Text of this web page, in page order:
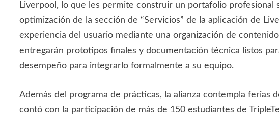
Liverpool, lo que les permite construir un portafolio
optimización de la sección de “Servicios” de la aplicación de
experiencia del usuario mediante una organización de
entregarán prototipos finales y documentación técnica listos
desempeño para integrarlo formalmente a su equipo.
Además del programa de prácticas, la alianza contempla
contó con la participación de más de 150 estudiantes de